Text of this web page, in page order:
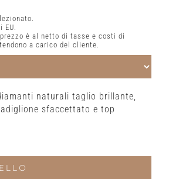
EU.
è al netto di tasse e costi di
a carico del cliente.
naturali taglio brillante,
sfaccettato e top